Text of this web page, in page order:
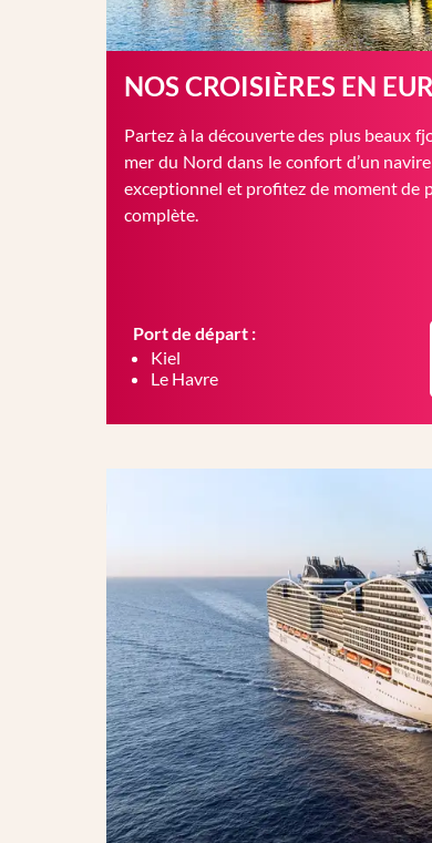
NOS CROISIÈRES EN
Partez à la découverte des plus beaux
mer du Nord dans le confort d’un
exceptionnel et profitez de moment de
complète.
Port de départ :
Kiel
Le Havre